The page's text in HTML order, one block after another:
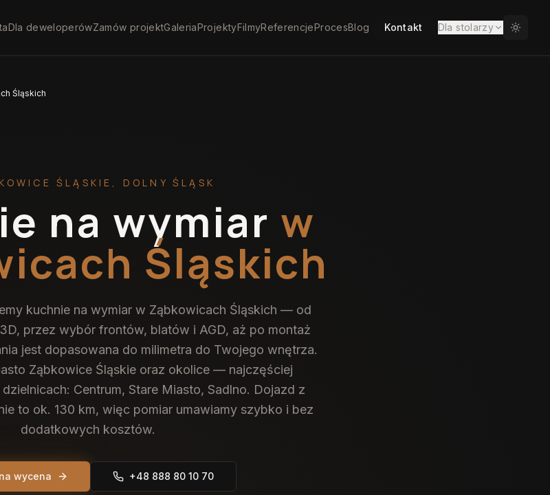
Dla deweloperówZamów projektGaleriaProjektyFilmyReferencjeProcesBlog Kontakt Dla stolarzy
Śląskich
ŚLĄSKIE , DOLNY ŚLĄSK
na wymiar w
Śląskich
kuchnie na wymiar w Ząbkowicach Śląskich — od
przez wybór frontów, blatów i AGD, aż po montaż
jest dopasowana do milimetra do Twojego wnętrza.
Ząbkowice Śląskie oraz okolice — najczęściej
Centrum, Stare Miasto, Sadlno. Dojazd z
to ok. 130 km, więc pomiar umawiamy szybko i bez
dodatkowych kosztów.
wycena +48 888 80 10 70